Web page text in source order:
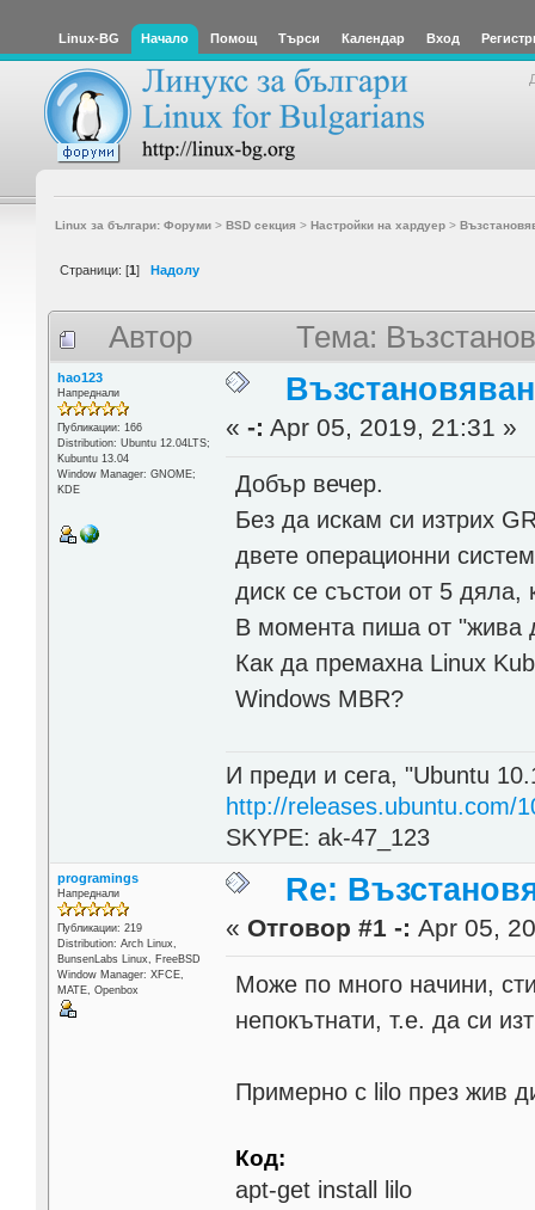
Linux-BG Начало Помощ Търси Календар Вход
Linux за българи: Форуми> BSD секция > Настройки на хардуер>
Страници: [1] Надолу
Автор Тема:
hao123
Напреднали
Публикации: 166
Distribution: Ubuntu 12.04LTS;
Kubuntu 13.04
Window Manager: GNOME;
KDE
«-: Apr 05, 2019, 21:31 »
Добър вечер.
Без да искам си изтрих
двете операционни
диск се състои от 5
В момента пиша от "жива
Как да премахна Linux
Windows MBR?
И преди и сега, "Ubuntu
http://releases.ubuntu.com/
SKYPE: ak-47_123
programings
Напреднали
Публикации: 219
Distribution: Arch Linux,
BunsenLabs Linux, FreeBSD
Window Manager: XFCE,
MATE, Openbox
Re:
« Отговор #1 -: Apr 05,
Може по много начини,
непокътнати, т.е. да си
Примерно с lilo през жив
Код:
apt-get install lilo